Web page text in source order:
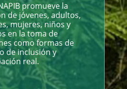
promueve la
de jóvenes, adultos,
mujeres, niños y
en la toma de
como formas de
de inclusión y
real.